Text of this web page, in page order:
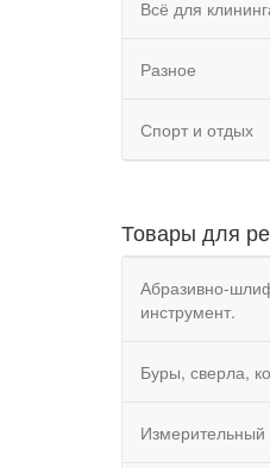
Всё для
Разное
Спорт и отдых
Товары для
Абразивно-
инструмент.
Буры, сверла,
Измерительный